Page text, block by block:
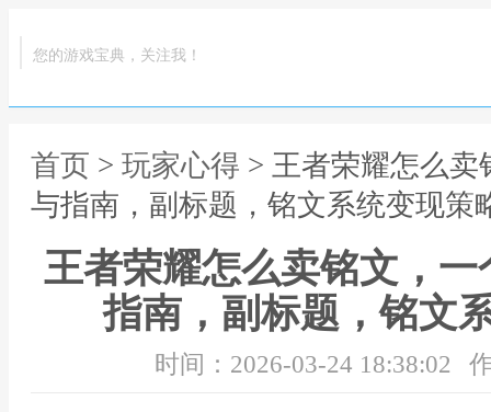
您的游戏宝典，关注我！
首页 > 玩家心得 > 王者荣耀怎么
与指南，副标题，铭文系统变现策
王者荣耀怎么卖铭文，
指南，副标题，铭文
时间：2026-03-24 18:38:02